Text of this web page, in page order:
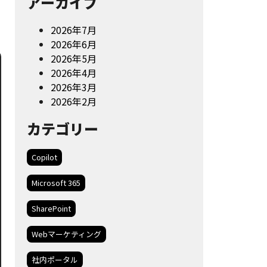
2026年7月
2026年6月
2026年5月
2026年4月
2026年3月
2026年2月
カテゴリー
Copilot
Microsoft 365
SharePoint
Webマーケティング
社内ポータル